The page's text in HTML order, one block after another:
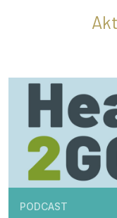
PODCAST